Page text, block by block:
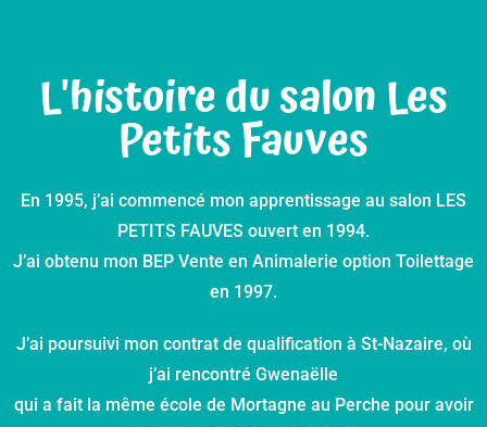
L'histoire du salon Les
Petits Fauves
En 1995, j’ai commencé mon apprentissage au salon LES
PETITS FAUVES ouvert en 1994.
J’ai obtenu mon BEP Vente en Animalerie option Toilettage
en 1997.
J’ai poursuivi mon contrat de qualification à St-Nazaire, où
j’ai rencontré Gwenaëlle
qui a fait la même école de Mortagne au Perche pour avoir